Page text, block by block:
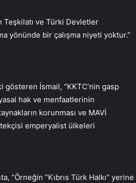
Teşkilatı ve Türki Devletler
yönünde bir çalışma niyeti yoktur.”
gösteren İsmail, “KKTC’nin gasp
hak ve menfaatlerinin
korunması ve MAVİ
emperyalist ülkeleri
“Örneğin “Kıbrıs Türk Halkı” yerine